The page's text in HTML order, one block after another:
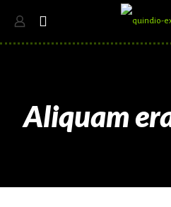
Aliquam